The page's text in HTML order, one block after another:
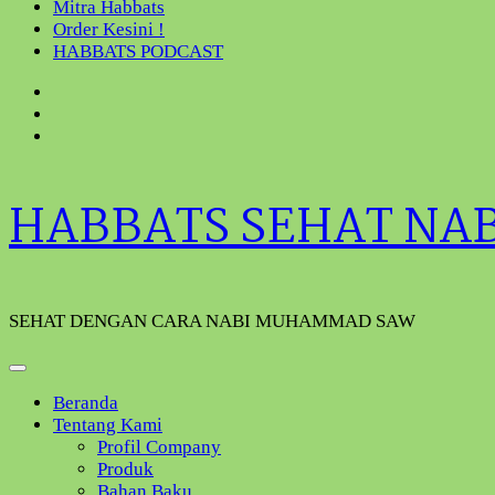
Mitra Habbats
Order Kesini !
HABBATS PODCAST
HABBATS SEHAT
SEHAT DENGAN CARA NABI MUHAMMAD SAW
Beranda
Tentang Kami
Profil Company
Produk